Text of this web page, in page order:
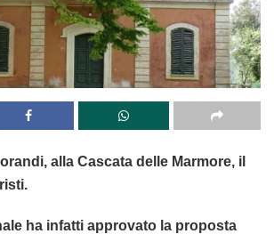
alla Cascata delle Marmore, il
ha infatti approvato la proposta